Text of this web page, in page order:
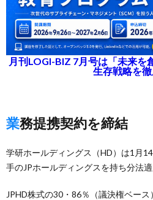
月刊LOGI-BIZ 7月号は「未来を
生存戦略を
業務提携契約を締結
学研ホールディングス（HD）は1月
手のJPホールディングスを持ち分法
JPHD株式の30・86％（議決権ベー